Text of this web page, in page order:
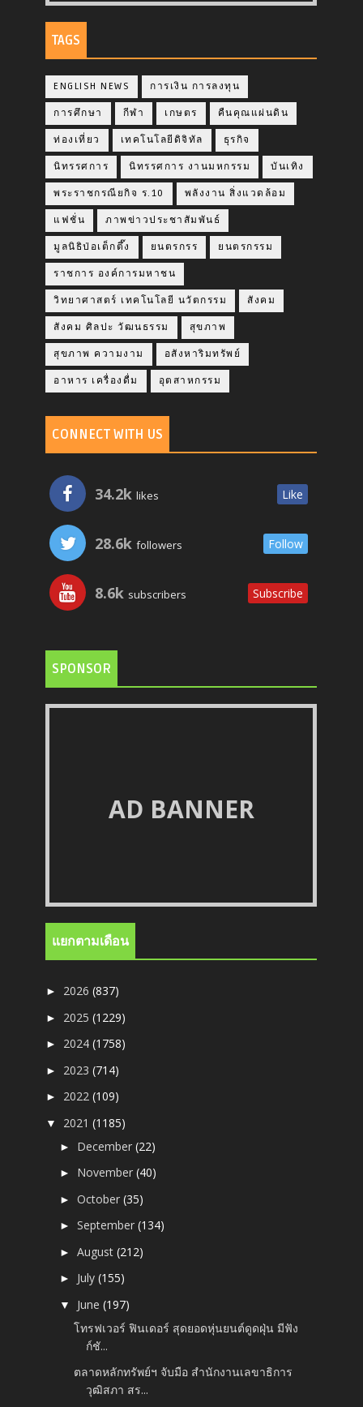
TAGS
ENGLISH NEWS การเงิน การลงทุน
การศึกษา กีฬา เกษตร คืนคุณแผ่นดิน
ท่องเที่ยว เทคโนโลยีดิจิทัล ธุรกิจ
นิทรรศการ นิทรรศการ งานมหกรรม บันเทิง
พระราชกรณียกิจ ร.10 พลังงาน สิ่งแวดล้อม
แฟชั่น ภาพข่าวประชาสัมพันธ์
มูลนิธิป่อเต็กตึ๊ง ยนตรกรร ยนตรกรรม
ราชการ องค์การมหาชน
วิทยาศาสตร์ เทคโนโลยี นวัตกรรม สังคม
สังคม ศิลปะ วัฒนธรรม สุขภาพ
สุขภาพ ความงาม อสังหาริมทรัพย์
อาหาร เครื่องดื่ม อุตสาหกรรม
CONNECT WITH US
34.2k likes Like
28.6k followers Follow
8.6k subscribers Subscribe
SPONSOR
AD BANNER
แยกตามเดือน
► 2026(837)
► 2025(1229)
► 2024(1758)
► 2023(714)
► 2022(109)
▼ 2021(1185)
► December(22)
► November(40)
►October(35)
►September(134)
►August(212)
► July(155)
▼ June(197)
โทรฟเวอร์ ฟินเดอร์ สุดยอดหุ่นยนต์ดูดฝุ่น มีฟัง
ก์ชั...
ตลาดหลักทรัพย์ฯ จับมือ สำนักงานเลขาธิการ
วุฒิสภา สร...